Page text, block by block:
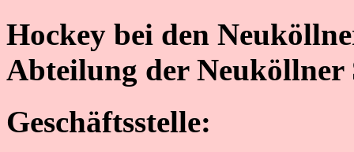
Hockey bei den
Abteilung der Neuköllner
Geschäftsstelle: